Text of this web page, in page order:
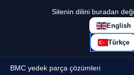
Sitenin dilini buradan
English
Türkçe
BMC yedek parça çözümleri